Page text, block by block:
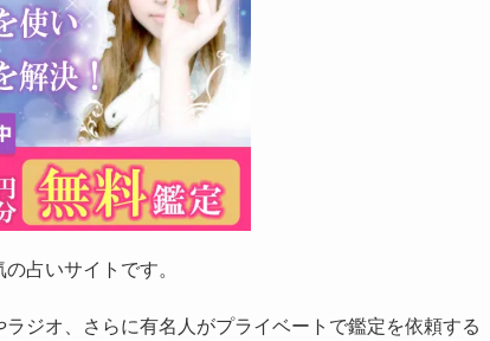
の占いサイトです。
ジオ、さらに有名人がプライベートで鑑定を依頼する